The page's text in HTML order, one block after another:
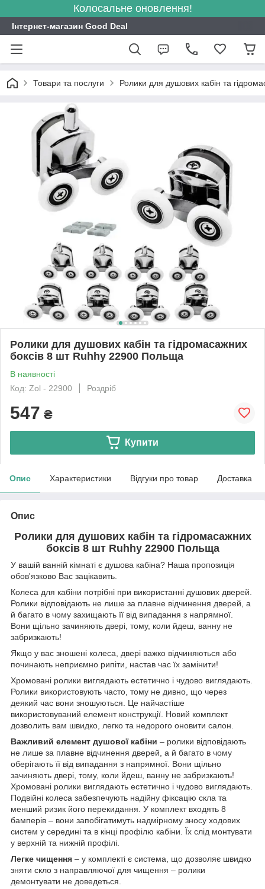
Колосальне оновлення!
Інтернет-магазин Good Deal
Товари та послуги Ролики для душових кабін та
Ролики для душових кабін та гідромасажних
боксів 8 шт Ruhhy 22900 Польща
В наявності
Код: Zol - 22900
Роздріб
547 ₴
Купити
Опис Характеристики Відгуки про товар Доставка
Опис
Ролики для душових кабін та гідромасажних
боксів 8 шт Ruhhy 22900 Польща
У вашій ванній кімнаті є душова кабіна? Наша пропозиція
обов'язково Вас зацікавить.
Колеса для кабіни потрібні при використанні душових дверей.
Ролики відповідають не лише за плавне відчинення дверей, а
й багато в чому захищають її від випадання з напрямної.
Вони щільно зачиняють двері, тому, коли йдеш, ванну не
забризкають!
Якщо у вас зношені колеса, двері важко відчиняються або
починають неприємно рипіти, настав час їх замінити!
Хромовані ролики виглядають естетично і чудово виглядають.
Ролики використовують часто, тому не дивно, що через
деякий час вони зношуються. Це найчастіше
використовуваний елемент конструкції. Новий комплект
дозволить вам швидко, легко та недорого оновити салон.
Важливий елемент душової кабіни – ролики відповідають
не лише за плавне відчинення дверей, а й багато в чому
оберігають її від випадання з напрямної. Вони щільно
зачиняють двері, тому, коли йдеш, ванну не забризкають!
Хромовані ролики виглядають естетично і чудово виглядають.
Подвійні колеса забезпечують надійну фіксацію скла та
менший ризик його перекидання. У комплект входять 8
бамперів – вони запобігатимуть надмірному зносу ходових
систем у середині та в кінці профілю кабіни. Їх слід монтувати
у верхній та нижній профілі.
Легке чищення – у комплекті є система, що дозволяє швидко
зняти скло з направляючої для чищення – ролики
демонтувати не доведеться.